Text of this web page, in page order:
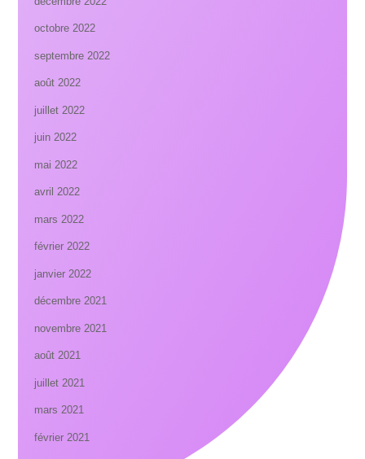
octobre 2022
septembre 2022
août 2022
juillet 2022
juin 2022
mai 2022
avril 2022
mars 2022
février 2022
janvier 2022
décembre 2021
novembre 2021
août 2021
juillet 2021
mars 2021
février 2021